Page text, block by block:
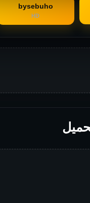
bysebuho
HD